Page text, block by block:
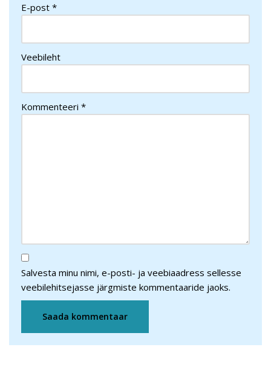
E-post *
Veebileht
Kommenteeri *
Salvesta minu nimi, e-posti- ja veebiaadress sellesse
veebilehitsejasse järgmiste kommentaaride jaoks.